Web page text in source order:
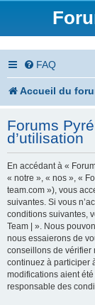
FAQ
Accueil du
Forums
d’utilisation
En accédant à «
« notre », « nos », «
team.com »), vous
suivantes. Si vous
conditions suivantes,
Team | ». Nous
nous essaierons de
conseillons de vérifier
continuez à participer
modifications aient
responsable des